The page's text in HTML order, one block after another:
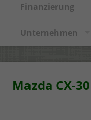
Finanzierung
Unternehmen
Mazda CX-30